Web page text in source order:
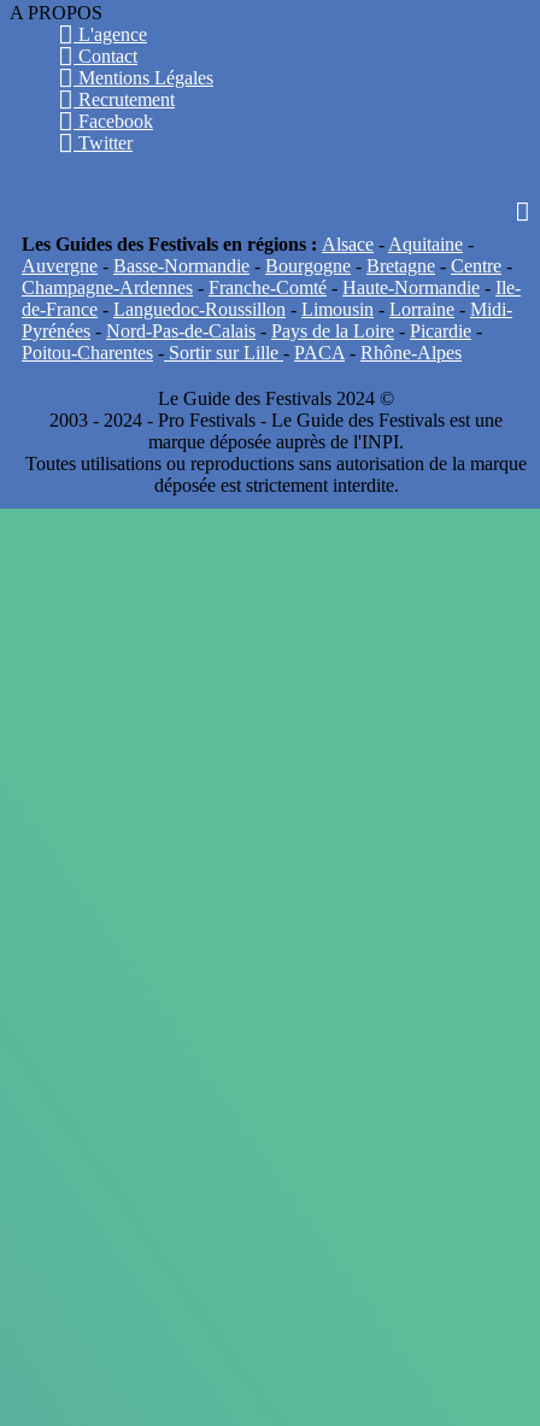
A PROPOS
L'agence
Contact
Mentions Légales
Recrutement
Facebook
Twitter
Les Guides des Festivals en régions : Alsace - Aquitaine -
Auvergne - Basse-Normandie - Bourgogne - Bretagne - Centre -
Champagne-Ardennes - Franche-Comté - Haute-Normandie - Ile-
de-France - Languedoc-Roussillon - Limousin - Lorraine - Midi-
Pyrénées - Nord-Pas-de-Calais - Pays de la Loire - Picardie -
Poitou-Charentes - Sortir sur Lille - PACA - Rhône-Alpes
Le Guide des Festivals 2024 ©
2003 - 2024 - Pro Festivals - Le Guide des Festivals est une
marque déposée auprès de l'INPI.
Toutes utilisations ou reproductions sans autorisation de la marque
déposée est strictement interdite.